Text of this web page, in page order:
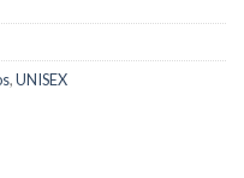
,UNISEX